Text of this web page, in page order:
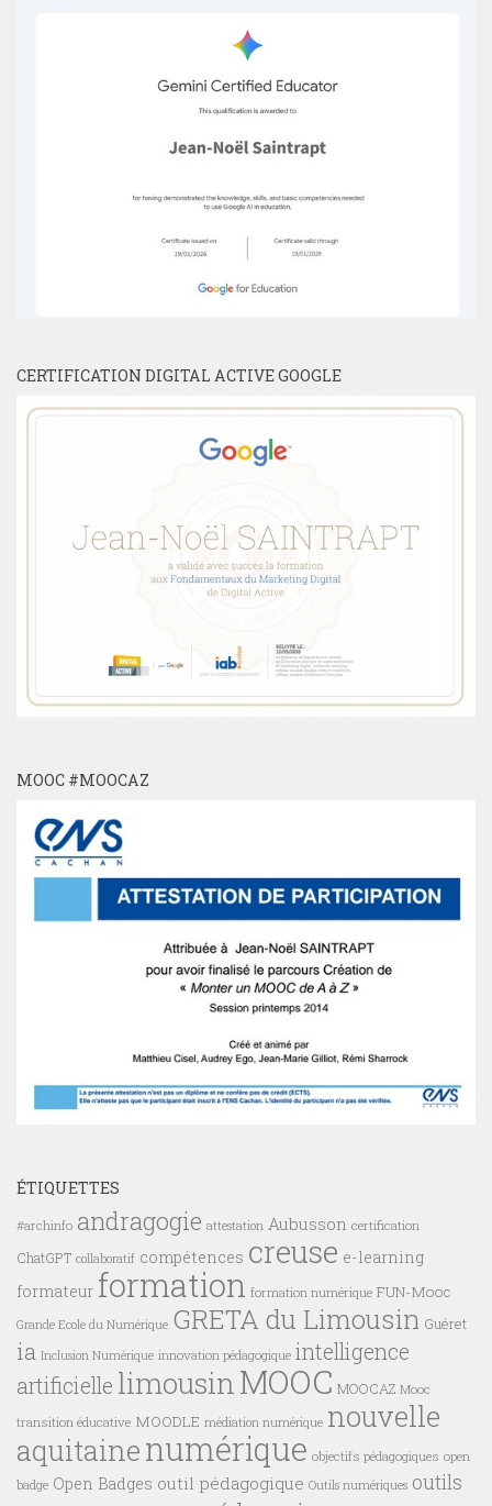
CERTIFICATION DIGITAL ACTIVE GOOGLE
MOOC #MOOCAZ
ÉTIQUETTES
#archinfo andragogie attestation Aubusson certification
ChatGPT collaboratif compétences creuse e-learning
formateur formation formation numérique FUN-Mooc
Grande Ecole du Numérique GRETA du Limousin Guéret
ia Inclusion Numérique innovation pédagogique intelligence
artificielle limousin MOOC MOOCAZ Mooc
transition éducative MOODLE médiation numérique nouvelle
aquitainenumérique objectifs pédagogiques open
badge Open Badges outil pédagogique Outils numériques outils